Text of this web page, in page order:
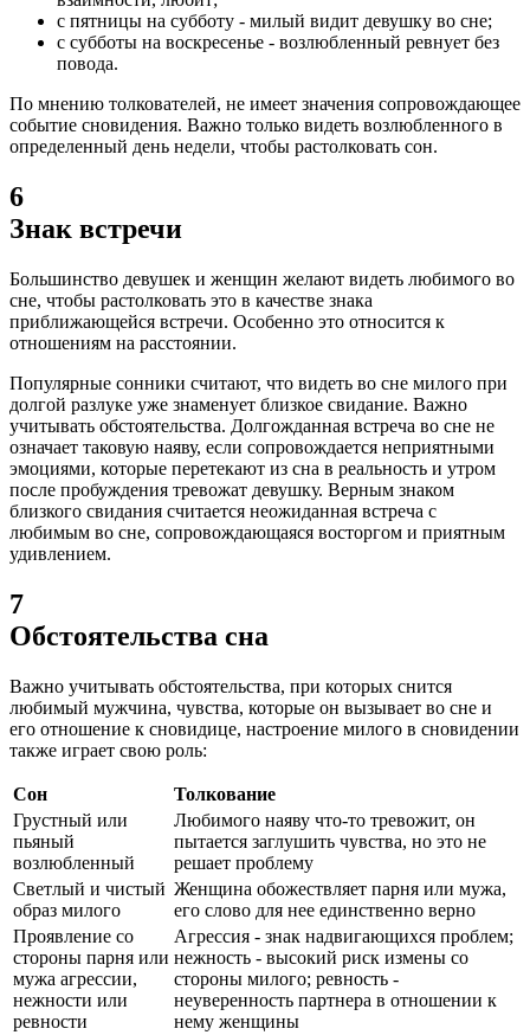
с пятницы на субботу - милый видит девушку во сне;
с субботы на воскресенье - возлюбленный ревнует без
повода.
По мнению толкователей, не имеет значения сопровождающее
событие сновидения. Важно только видеть возлюбленного в
определенный день недели, чтобы растолковать сон.
6
Знак встречи
Большинство девушек и женщин желают видеть любимого во
сне, чтобы растолковать это в качестве знака
приближающейся встречи. Особенно это относится к
отношениям на расстоянии.
Популярные сонники считают, что видеть во сне милого при
долгой разлуке уже знаменует близкое свидание. Важно
учитывать обстоятельства. Долгожданная встреча во сне не
означает таковую наяву, если сопровождается неприятными
эмоциями, которые перетекают из сна в реальность и утром
после пробуждения тревожат девушку. Верным знаком
близкого свидания считается неожиданная встреча с
любимым во сне, сопровождающаяся восторгом и приятным
удивлением.
7
Обстоятельства сна
Важно учитывать обстоятельства, при которых снится
любимый мужчина, чувства, которые он вызывает во сне и
его отношение к сновидице, настроение милого в сновидении
также играет свою роль:
Сон
Толкование
Грустный или
пьяный
возлюбленный
Любимого наяву что-то тревожит, он
пытается заглушить чувства, но это не
решает проблему
Светлый и чистый
образ милого
Женщина обожествляет парня или мужа,
его слово для нее единственно верно
Проявление со
стороны парня или
мужа агрессии,
нежности или
ревности
Агрессия - знак надвигающихся проблем;
нежность - высокий риск измены со
стороны милого; ревность -
неуверенность партнера в отношении к
нему женщины